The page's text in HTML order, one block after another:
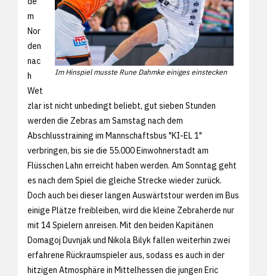
Im Hinspiel musste Rune Dahmke einiges einstecken
m
Nor
den
nac
h
Wet
zlar ist nicht unbedingt beliebt, gut sieben Stunden
werden die Zebras am Samstag nach dem
Abschlusstraining im Mannschaftsbus "KI-EL 1"
verbringen, bis sie die 55.000 Einwohnerstadt am
Flüsschen Lahn erreicht haben werden. Am Sonntag geht
es nach dem Spiel die gleiche Strecke wieder zurück.
Doch auch bei dieser langen Auswärtstour werden im Bus
einige Plätze freibleiben, wird die kleine Zebraherde nur
mit 14 Spielern anreisen. Mit den beiden Kapitänen
Domagoj Duvnjak und Nikola Bilyk fallen weiterhin zwei
erfahrene Rückraumspieler aus, sodass es auch in der
hitzigen Atmosphäre in Mittelhessen die jungen Eric